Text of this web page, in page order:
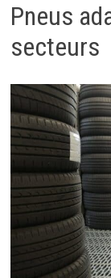
Pneus
secteurs